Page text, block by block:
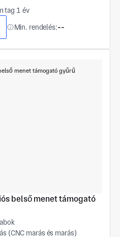
tag 1 év
Min. rendelés:--
belső menet támogató
(CNC marás és marás)